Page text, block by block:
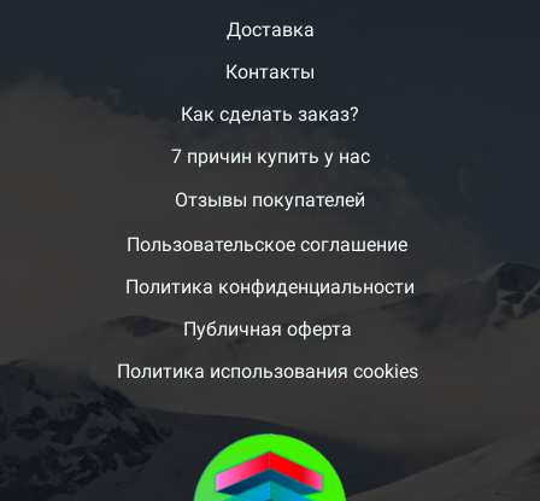
Доставка
Контакты
Как сделать заказ?
7 причин купить у нас
Отзывы покупателей
Пользовательское соглашение
Политика конфиденциальности
Публичная оферта
Политика использования cookies